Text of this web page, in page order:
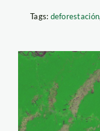
Tags: deforestación,
madre